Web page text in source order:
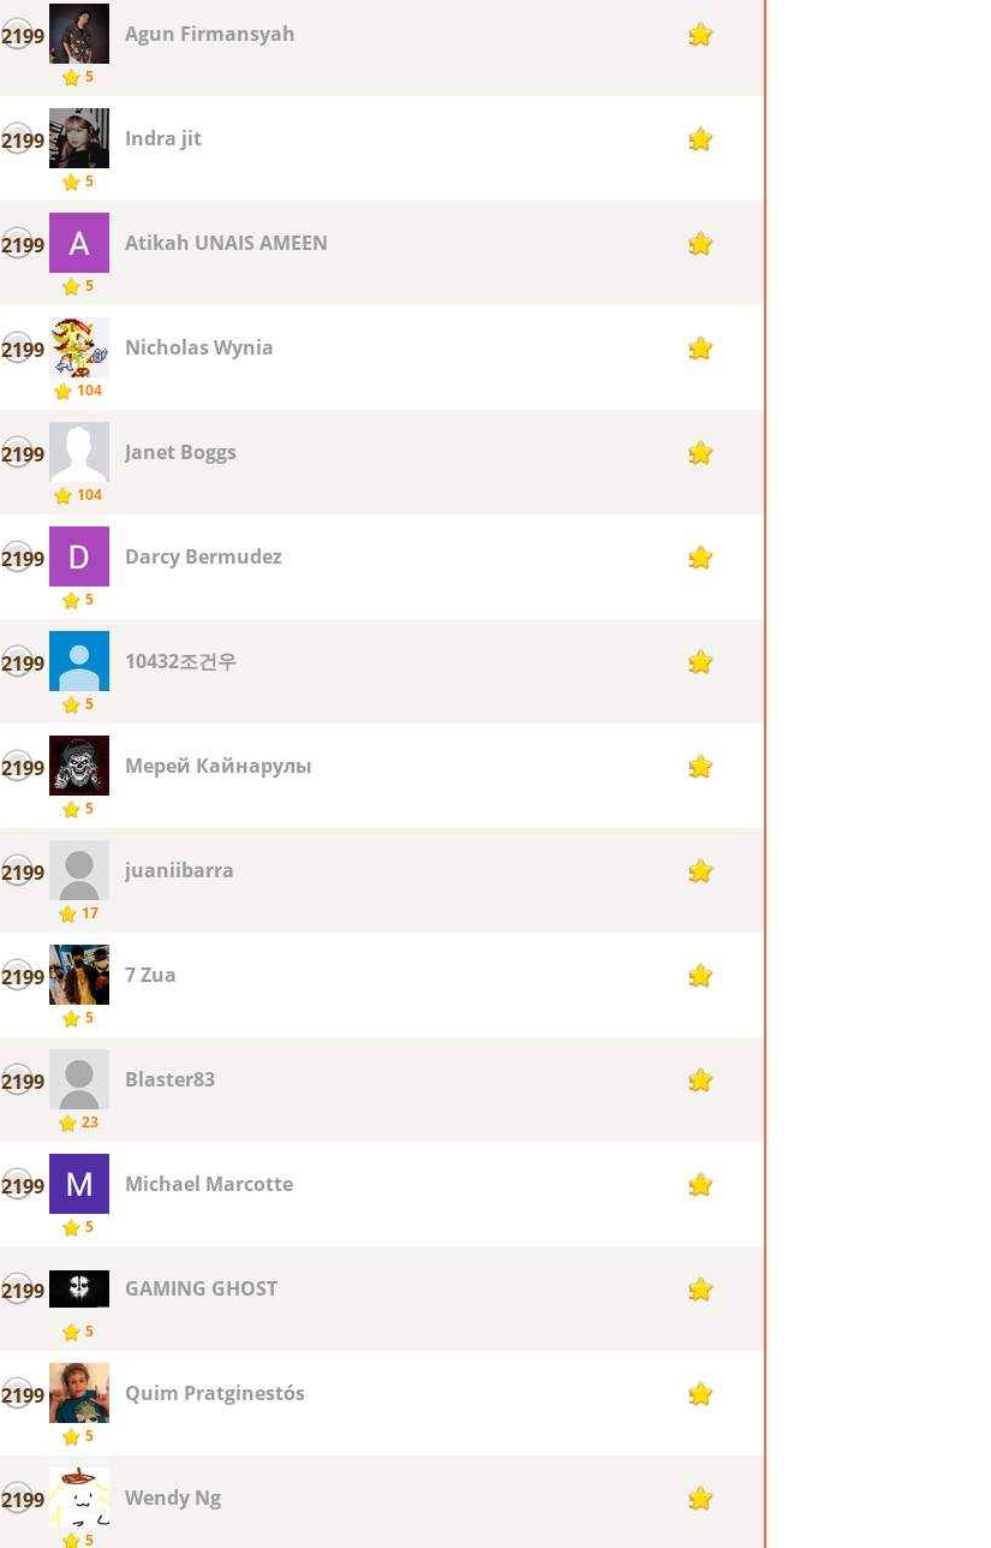
2199
5
Agun Firmansyah 5
2199
5
Indra jit 5
2199
5
Atikah UNAIS AMEEN 5
2199
104
Nicholas Wynia 5
2199
104
Janet Boggs 5
2199
5
Darcy Bermudez 5
2199
5
10432조건우 5
2199
5
Мерей Кайнарулы 5
2199
17
juaniibarra 5
2199
5
7 Zua 5
2199
23
Blaster83 5
2199
5
Michael Marcotte 5
2199
5
GAMING GHOST 5
2199
5
Quim Pratginestós 5
2199
5
Wendy Ng 5